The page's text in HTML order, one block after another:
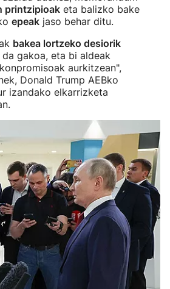
printzipioak eta balizko bake
epeak jaso behar ditu.
bakea lortzeko desiorik
da gakoa, eta bi aldeak
aurkitzean",
Donald Trump AEBko
izandako elkarrizketa